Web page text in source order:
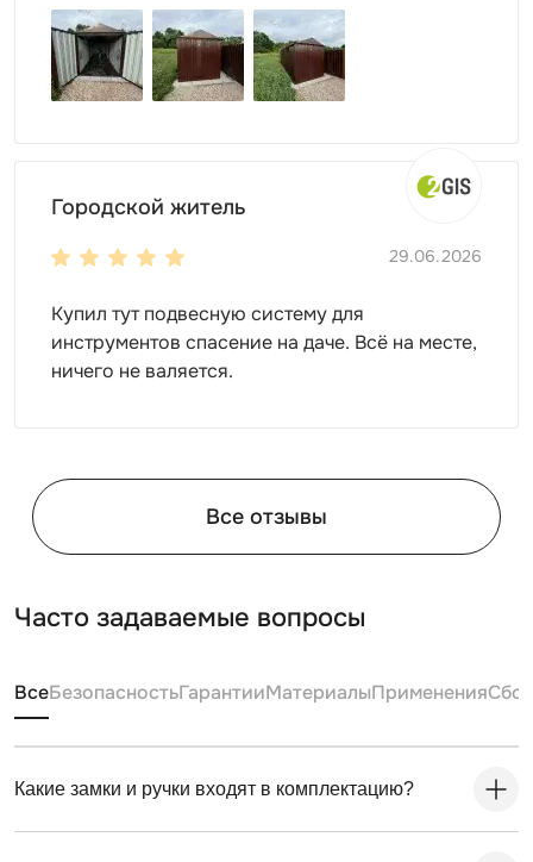
Высота двускатной крыши
высота в коньке - 2,45 м
высота у основания крыши - 2,06 м
Для монтажа контейнеров SKOGGY не требуется
фундаментные блоки. Ниже представлена схема
Городской житель
29.06.2026
Купил тут подвесную систему для
инструментов спасение на даче. Всё на месте,
ничего не валяется.
Все отзывы
Часто задаваемые вопросы
ВсеБезопасностьГарантииМатериалыПрименения
Какие замки и ручки входят в комплектацию?